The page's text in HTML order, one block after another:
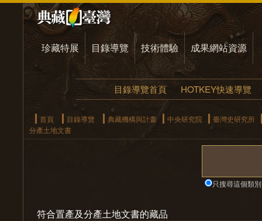
珍藏特展 目錄導覽 技術體驗 成果網站資源
目錄導覽首頁 HOTKEY快速導覽
首頁 目錄導覽 典藏機構與計畫 中央研究院
臺灣史研究所
分產土地文書
只搜尋這個類別
符合置產及分產土地文書的藏品